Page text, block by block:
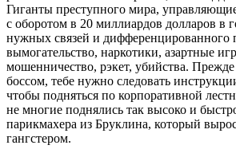
Гиганты преступного мира,
с оборотом в 20 миллиардов долларов в
нужных связей и дифференцированного
вымогательство, наркотики, азартные
мошенничество, рэкет, убийства.
боссом, тебе нужно следовать
чтобы подняться по корпоративной
не многие поднялись так высоко и
парикмахера из Бруклина, который
гангстером.